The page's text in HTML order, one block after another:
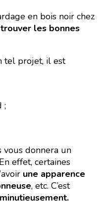
en bois noir chez
trouver les bonnes
tel projet, il est
;
vous donnera un
effet, certaines
une apparence
, etc. C’est